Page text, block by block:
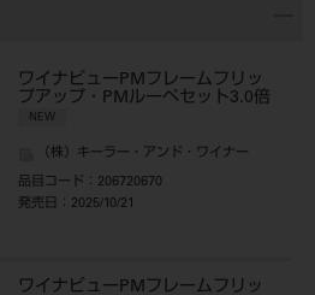
ワイナビューPMフレームフリッ
プアップ・PMルーペセット3.0倍
NEW
（株）キーラー・アンド・ワイナー
品目コード ：206720670
発売日
：2025/10/21
ワイナビューPMフレームフリッ